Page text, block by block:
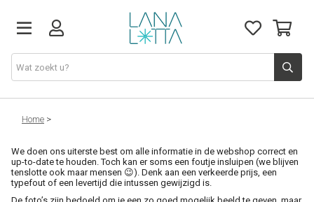
Stoffen
Fournituren
Naaigerief
Home >
We doen ons uiterste best om alle informatie in de webshop correct en
up-to-date te houden. Toch kan er soms een foutje insluipen (we blijven
tenslotte ook maar mensen 😉). Denk aan een verkeerde prijs, een
typefout of een levertijd die intussen gewijzigd is.